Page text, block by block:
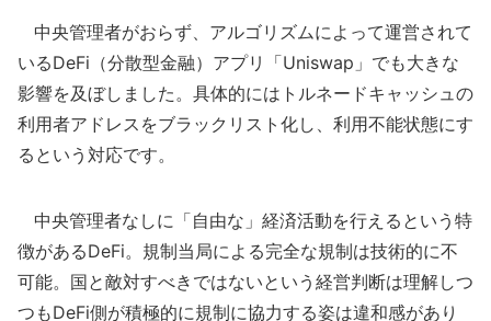
中央管理者がおらず、アルゴリズムによって運営されて
いるDeFi（分散型金融）アプリ「Uniswap」でも大きな
影響を及ぼしました。具体的にはトルネードキャッシュの
利用者アドレスをブラックリスト化し、利用不能状態にす
るという対応です。
中央管理者なしに「自由な」経済活動を行えるという特
徴があるDeFi。規制当局による完全な規制は技術的に不
可能。国と敵対すべきではないという経営判断は理解しつ
つもDeFi側が積極的に規制に協力する姿は違和感があり